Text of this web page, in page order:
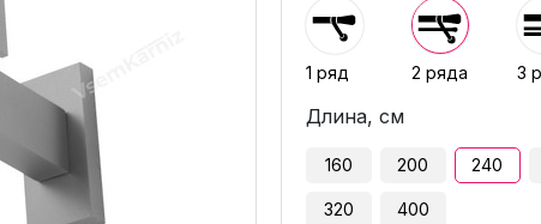
1 ряд 2 ряда 3
Длина, см
160 200 240
320 400